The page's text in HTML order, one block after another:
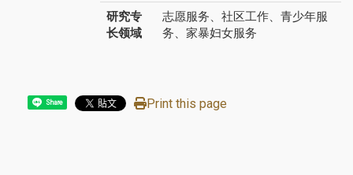
研究专
长领域
志愿服务、社区工作、青少年服
务、家暴妇女服务
Share Print this page